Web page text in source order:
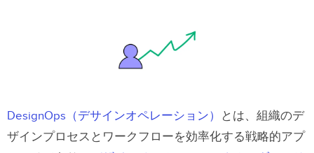
DesignOps（デサインオペレーション）
とは、組織のデ
ザインプロセスとワークフローを効率化する戦略的アプ